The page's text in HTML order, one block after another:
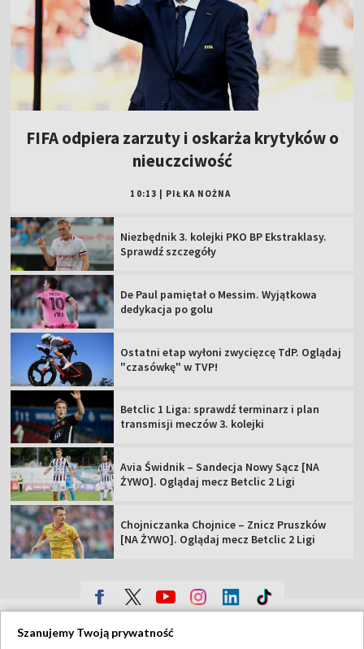
FIFA odpiera zarzuty i oskarża krytyków o
nieuczciwość
10:13 PIŁKA NOŻNA
Niezbędnik 3. kolejki PKO BP Ekstraklasy.
Sprawdź szczegóły
De Paul pamiętał o Messim. Wyjątkowa
dedykacja po golu
Ostatni etap wyłoni zwycięzcę TdP. Oglądaj
"czasówkę" w TVP!
Betclic 1 Liga: sprawdź terminarz i plan
transmisji meczów 3. kolejki
Avia Świdnik – Sandecja Nowy Sącz [NA
ŻYWO]. Oglądaj mecz Betclic 2 Ligi
Chojniczanka Chojnice – Znicz Pruszków
[NA ŻYWO]. Oglądaj mecz Betclic 2 Ligi
Szanujemy Twoją prywatność